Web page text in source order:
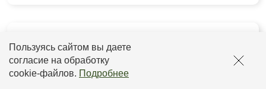
Пользуясь сайтом вы даете
согласие на обработку
cookie-файлов. Подробнее
Складные ворота гармошка с
наполнением жалюзи
«Модерн»